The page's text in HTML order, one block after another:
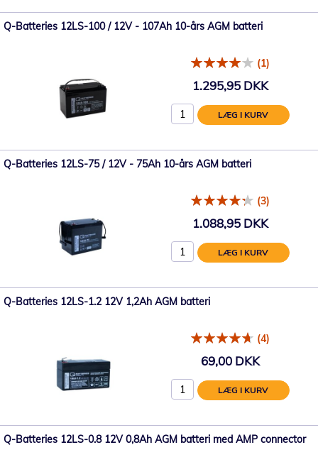
Q-Batteries 12LS-100 / 12V - 107Ah 10-års AGM batteri
(1)
1.295,95 DKK
LÆG I KURV
Q-Batteries 12LS-75 / 12V - 75Ah 10-års AGM batteri
(3)
1.088,95 DKK
LÆG I KURV
Q-Batteries 12LS-1.2 12V 1,2Ah AGM batteri
(4)
69,00 DKK
LÆG I KURV
Q-Batteries 12LS-0.8 12V 0,8Ah AGM batteri med AMP connector